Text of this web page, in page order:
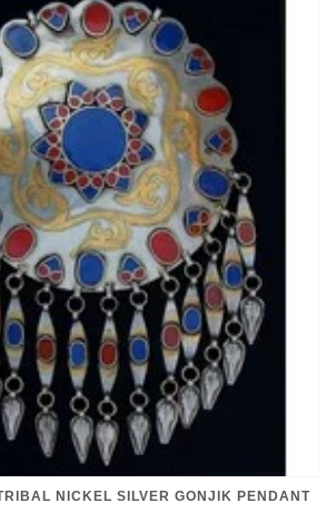
NICKEL SILVER GONJIK PENDANT